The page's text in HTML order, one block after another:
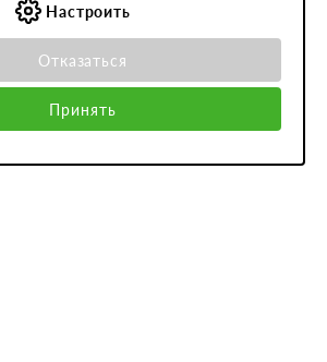
Настроить
Отказаться
Принять